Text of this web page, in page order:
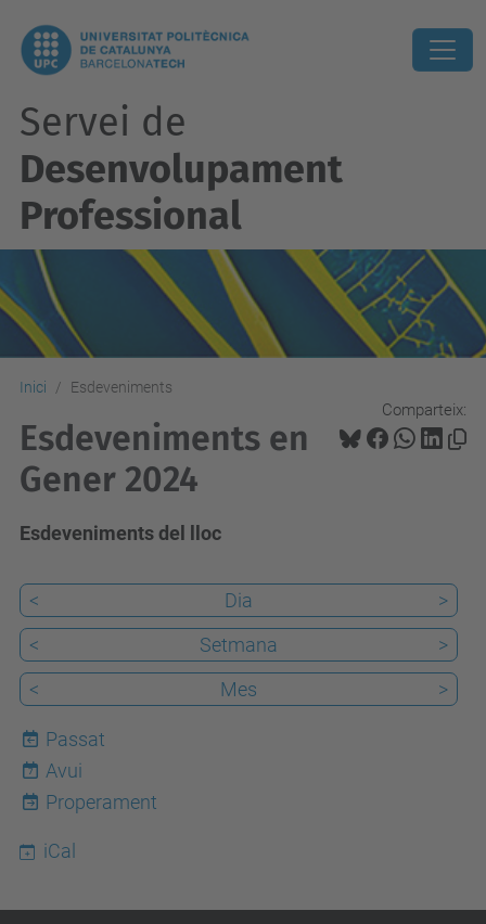
Servei de
Desenvolupament
Professional
Inici Esdeveniments
Comparteix:
Esdeveniments en
Gener 2024
Esdeveniments del lloc
< Dia
>
<
Setmana
>
<
Mes >
Passat
7
Avui
Properament
iCal